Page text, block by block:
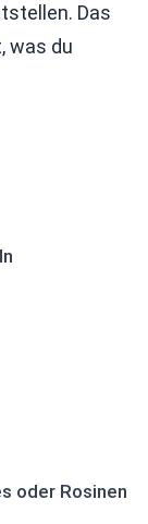
Das
was du
oder Rosinen